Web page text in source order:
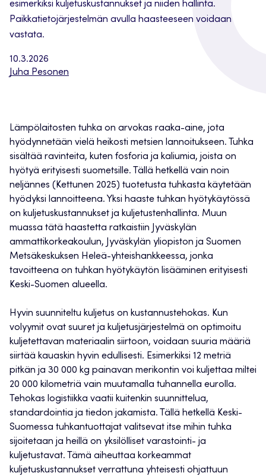
10.3.2026
Juha Pesonen
esimerkiksi kuljetuskustannukset ja niiden hallinta.
Paikkatietojärjestelmän avulla haasteeseen voidaan
vastata.
Lämpölaitosten tuhka on arvokas raaka-aine, jota
hyödynnetään vielä heikosti metsien lannoitukseen. Tuhka
sisältää ravinteita, kuten fosforia ja kaliumia, joista on
hyötyä erityisesti suometsille. Tällä hetkellä vain noin
neljännes (Kettunen 2025) tuotetusta tuhkasta käytetään
hyödyksi lannoitteena. Yksi haaste tuhkan hyötykäytössä
on kuljetuskustannukset ja kuljetustenhallinta. Muun
muassa tätä haastetta ratkaistiin Jyväskylän
ammattikorkeakoulun, Jyväskylän yliopiston ja Suomen
Metsäkeskuksen Heleä-yhteishankkeessa, jonka
tavoitteena on tuhkan hyötykäytön lisääminen erityisesti
Keski-Suomen alueella.
Hyvin suunniteltu kuljetus on kustannustehokas. Kun
volyymit ovat suuret ja kuljetusjärjestelmä on optimoitu
kuljetettavan materiaalin siirtoon, voidaan suuria määriä
siirtää kauaskin hyvin edullisesti. Esimerkiksi 12 metriä
pitkän ja 30 000 kg painavan merikontin voi kuljettaa miltei
20 000 kilometriä vain muutamalla tuhannella eurolla.
Tehokas logistiikka vaatii kuitenkin suunnittelua,
standardointia ja tiedon jakamista. Tällä hetkellä Keski-
Suomessa tuhkantuottajat valitsevat itse mihin tuhka
sijoitetaan ja heillä on yksilölliset varastointi- ja
kuljetustavat. Tämä aiheuttaa korkeammat
kuljetuskustannukset verrattuna yhteisesti ohjattuun